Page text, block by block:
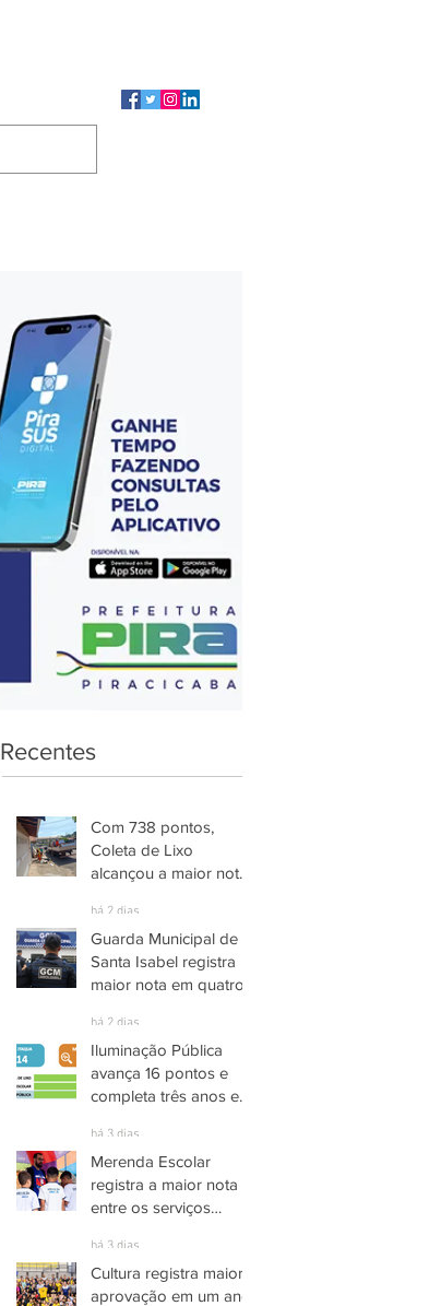
Recentes
Com 738 pontos,
Coleta de Lixo
alcançou a maior nota
avaliados em
Piracicaba
há 2 dias
Guarda Municipal de
Santa Isabel registra
maior nota em quatro
INDSAT
há 2 dias
Iluminação Pública
avança 16 pontos e
completa três anos em
Satisfação em
Itaquaquecetuba
há 3 dias
Merenda Escolar
registra a maior nota
entre os serviços
há 3 dias
Cultura registra maior
aprovação em um ano